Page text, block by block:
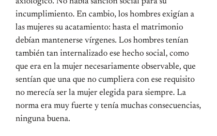
incumplimiento. En cambio, los hombres exigían a
las mujeres su acatamiento: hasta el matrimonio
debían mantenerse vírgenes. Los hombres tenían
también tan internalizado ese hecho social, como
que era en la mujer necesariamente observable, que
sentían que una que no cumpliera con ese requisito
no merecía ser la mujer elegida para siempre. La
norma era muy fuerte y tenía muchas consecuencias,
ninguna buena.